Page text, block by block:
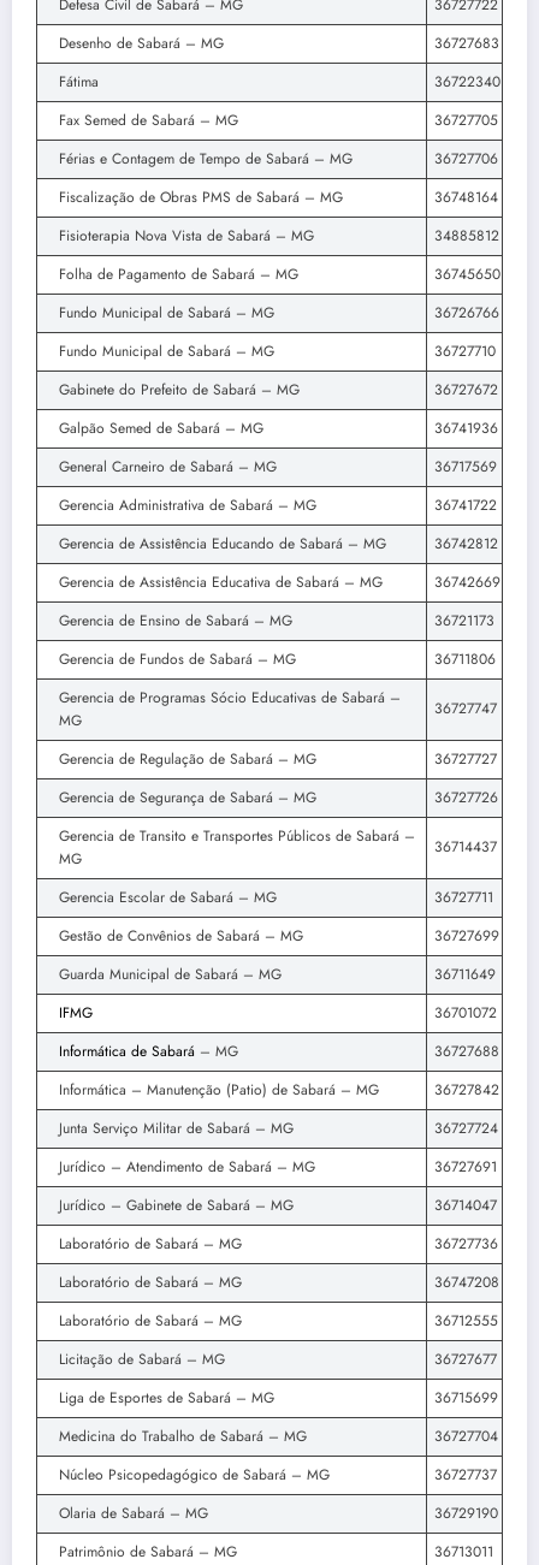
Defesa Civil de Sabará – MG
36727722
Desenho de Sabará – MG
36727683
Fátima
36722340
Fax Semed de Sabará – MG
36727705
Férias e Contagem de Tempo de Sabará – MG
36727706
Fiscalização de Obras PMS de Sabará – MG
36748164
Fisioterapia Nova Vista de Sabará – MG
34885812
Folha de Pagamento de Sabará – MG
36745650
Fundo Municipal de Sabará – MG
36726766
Fundo Municipal de Sabará – MG
36727710
Gabinete do Prefeito de Sabará – MG
36727672
Galpão Semed de Sabará – MG
36741936
General Carneiro de Sabará – MG
36717569
Gerencia Administrativa de Sabará – MG
36741722
Gerencia de Assistência Educando de Sabará – MG
36742812
Gerencia de Assistência Educativa de Sabará – MG
36742669
Gerencia de Ensino de Sabará – MG
36721173
Gerencia de Fundos de Sabará – MG
36711806
Gerencia de Programas Sócio Educativas de Sabará –
MG
36727747
Gerencia de Regulação de Sabará – MG
36727727
Gerencia de Segurança de Sabará – MG
36727726
Gerencia de Transito e Transportes Públicos de Sabará –
MG
36714437
Gerencia Escolar de Sabará – MG
36727711
Gestão de Convênios de Sabará – MG
36727699
Guarda Municipal de Sabará – MG
36711649
IFMG
36701072
Informática de Sabará – MG
36727688
Informática – Manutenção (Patio) de Sabará – MG
36727842
Junta Serviço Militar de Sabará – MG
36727724
Jurídico – Atendimento de Sabará – MG
36727691
Jurídico – Gabinete de Sabará – MG
36714047
Laboratório de Sabará – MG
36727736
Laboratório de Sabará – MG
36747208
Laboratório de Sabará – MG
36712555
Licitação de Sabará – MG
36727677
Liga de Esportes de Sabará – MG
36715699
Medicina do Trabalho de Sabará – MG
36727704
Núcleo Psicopedagógico de Sabará – MG
36727737
Olaria de Sabará – MG
36729190
Patrimônio de Sabará – MG
36713011